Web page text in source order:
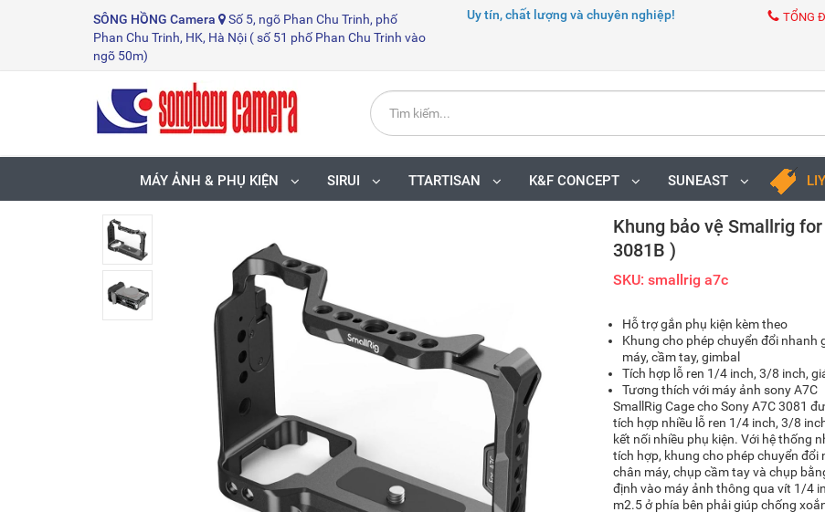
SÔNG HỒNG Camera
Số 5, ngõ Phan Chu Trinh, phố
Phan Chu Trinh, HK, Hà Nội ( số 51 phố Phan Chu Trinh vào
ngõ 50m)
Uy tín, chất lượng và chuyên nghiệp! TỔNG
MÁY ẢNH & PHỤ KIỆN SIRUI TTARTISAN K&F CONCEPT SUNEAST
Khung bảo vệ Smallrig
3081B )
SKU: smallrig a7c
Hỗ trợ gắn phụ kiện kèm theo
Khung cho phép chuyển đổi nhanh
máy, cầm tay, gimbal
Tích hợp lỗ ren 1/4 inch, 3/8 inch,
Tương thích với máy ảnh sony A7C
SmallRig Cage cho Sony A7C 3081
tích hợp nhiều lỗ ren 1/4 inch, 3/8
kết nối nhiều phụ kiện. Với hệ thống
tích hợp, khung cho phép chuyển đổi
chân máy, chụp cầm tay và chụp
định vào máy ảnh thông qua vít 1/4
m2.5 ở phía bên phải giúp chống